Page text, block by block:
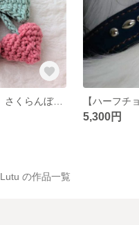
小鳥のおもちゃ さくらんぼリボン
5,300円
Lutu の作品一覧